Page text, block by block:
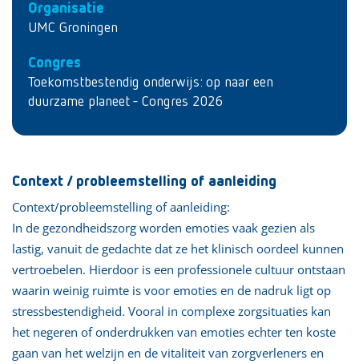
Organisatie
UMC Groningen
Congres
Toekomstbestendig onderwijs: op naar een
duurzame planeet - Congres 2026
Context / probleemstelling of aanleiding
Context/probleemstelling of aanleiding:
In de gezondheidszorg worden emoties vaak gezien als
lastig, vanuit de gedachte dat ze het klinisch oordeel kunnen
vertroebelen. Hierdoor is een professionele cultuur ontstaan
waarin weinig ruimte is voor emoties en de nadruk ligt op
stressbestendigheid. Vooral in complexe zorgsituaties kan
het negeren of onderdrukken van emoties echter ten koste
gaan van het welzijn en de vitaliteit van zorgverleners en